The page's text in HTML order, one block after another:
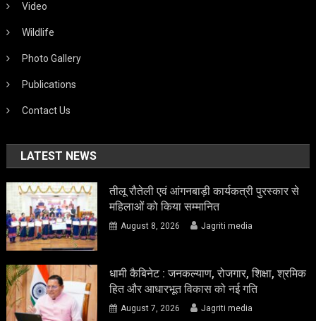
Video
Wildlife
Photo Gallery
Publications
Contact Us
LATEST NEWS
तीलू रौतेली एवं आंगनबाड़ी कार्यकत्री पुरस्कार से
महिलाओं को किया सम्मानित
August 8, 2026 Jagriti media
धामी कैबिनेट : जनकल्याण, रोजगार, शिक्षा, श्रमिक
हित और आधारभूत विकास को नई गति
August 7, 2026 Jagriti media